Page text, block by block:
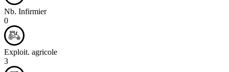
Nb. Infirmier
0
Exploit. agricole
3